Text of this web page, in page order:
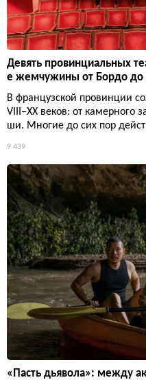
Девять провинциальных
е жемчужины от Бордо до
В французской провинции
VIII–XX веков: от камерного
ши. Многие до сих пор
9 439
«Пасть дьявола»: между